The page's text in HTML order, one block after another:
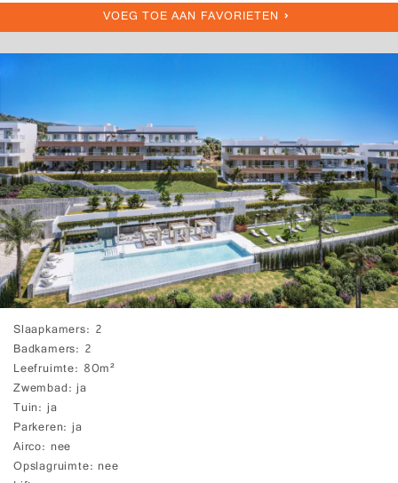
VOEG TOE AAN FAVORIETEN
Slaapkamers 2
Badkamers 2
Leefruimte 80m²
Zwembad ja
Tuin ja
Parkeren ja
Airco nee
Opslagruimte nee